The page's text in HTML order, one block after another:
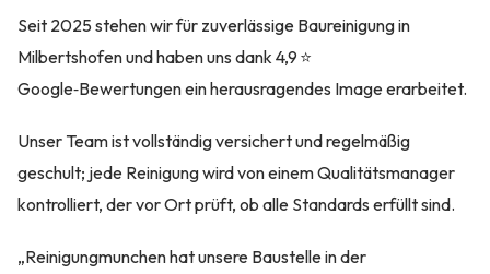
Seit 2025 stehen wir für zuverlässige Baureinigung in
Milbertshofen und haben uns dank 4,9 ⭐
Google‑Bewertungen ein herausragendes Image erarbeitet.
Unser Team ist vollständig versichert und regelmäßig
geschult; jede Reinigung wird von einem Qualitätsmanager
kontrolliert, der vor Ort prüft, ob alle Standards erfüllt sind.
„Reinigungmunchen hat unsere Baustelle in der